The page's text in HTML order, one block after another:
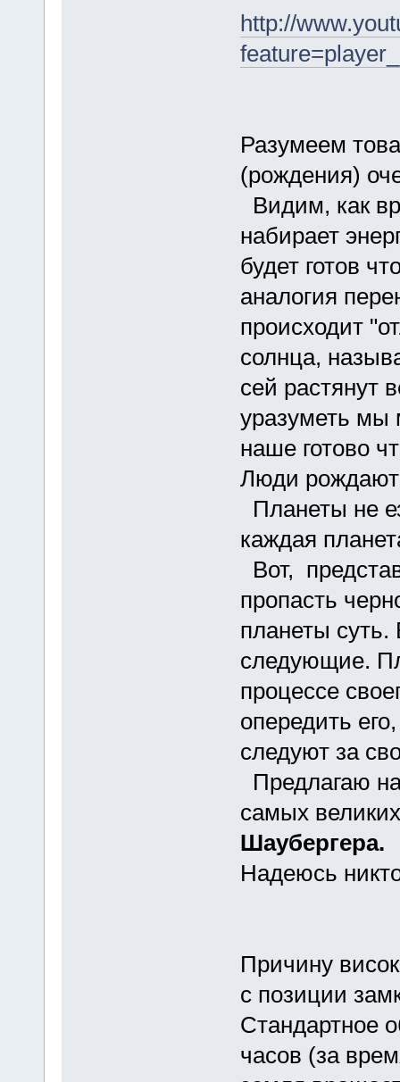
http://
Разумеем
(рождения)
Видим, как
набирает
будет готов
аналогия
происходит
солнца,
сей растянут
уразуметь
наше готово
Люди
Планеты не
каждая
Вот,
пропасть
планеты
следующие.
процессе
опередить
следуют за
Предлагаю
самых
Шаубергера.
Надеюсь
Причину
с позиции
Стандартное
часов (за